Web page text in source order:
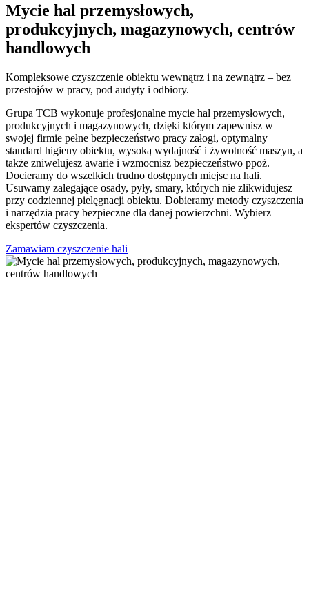
Mycie hal przemysłowych,
produkcyjnych, magazynowych, centrów
handlowych
Kompleksowe czyszczenie obiektu wewnątrz i na zewnątrz – bez
przestojów w pracy, pod audyty i odbiory.
Grupa TCB wykonuje profesjonalne mycie hal przemysłowych,
produkcyjnych i magazynowych, dzięki którym zapewnisz w
swojej firmie pełne bezpieczeństwo pracy załogi, optymalny
standard higieny obiektu, wysoką wydajność i żywotność maszyn, a
także zniwelujesz awarie i wzmocnisz bezpieczeństwo ppoż.
Docieramy do wszelkich trudno dostępnych miejsc na hali.
Usuwamy zalegające osady, pyły, smary, których nie zlikwidujesz
przy codziennej pielęgnacji obiektu. Dobieramy metody czyszczenia
i narzędzia pracy bezpieczne dla danej powierzchni. Wybierz
ekspertów czyszczenia.
Zamawiam czyszczenie hali